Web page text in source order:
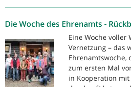
Die Woche des Ehrenamts -
Eine Woche voller
Vernetzung – das
Ehrenamtswoche,
zum ersten Mal
in Kooperation mit